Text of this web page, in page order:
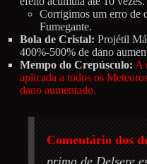
Corrigimos um erro de
Fumegante.
Bola de Cristal: Projétil
400%-500% de dano
Mempo do Crepúsculo: A
aplicada a todos os
dano aumentado.
Comentário dos
prima de Delsere